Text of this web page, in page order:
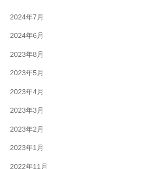
2024年7月
2024年6月
2023年8月
2023年5月
2023年4月
2023年3月
2023年2月
2023年1月
2022年11月